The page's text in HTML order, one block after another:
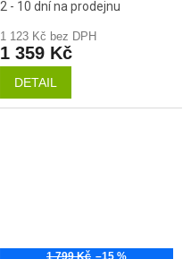
2 - 10 dní na prodejnu
1 123 Kč bez DPH
1 359 Kč
DETAIL
1 799 Kč –15 %